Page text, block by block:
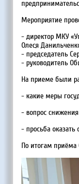
Мероприятие
- директор МКУ
Олеся
- председатель
- руководитель
На приеме были
- какие меры
- вопрос
- просьба
По итогам приёма